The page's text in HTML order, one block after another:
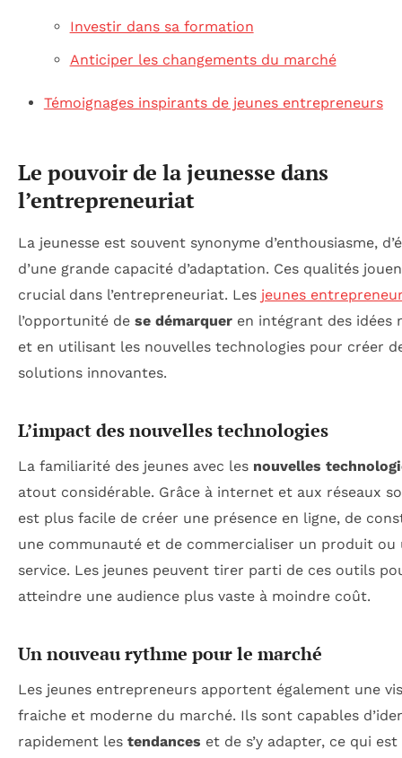
Investir dans sa formation
Anticiper les changements du marché
Témoignages inspirants de jeunes entrepreneurs
Le pouvoir de la jeunesse dans
l’entrepreneuriat
La jeunesse est souvent synonyme d’enthousiasme,
d’une grande capacité d’adaptation. Ces qualités
crucial dans l’entrepreneuriat. Les jeunes
l’opportunité de se démarquer en intégrant des idées
et en utilisant les nouvelles technologies pour créer
solutions innovantes.
L’impact des nouvelles technologies
La familiarité des jeunes avec les nouvelles
atout considérable. Grâce à internet et aux réseaux
est plus facile de créer une présence en ligne, de
une communauté et de commercialiser un produit ou
service. Les jeunes peuvent tirer parti de ces outils
atteindre une audience plus vaste à moindre coût.
Un nouveau rythme pour le marché
Les jeunes entrepreneurs apportent également une
fraiche et moderne du marché. Ils sont capables
rapidement les tendances et de s’y adapter, ce qui